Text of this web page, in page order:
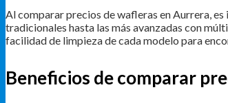
Al comparar precios de wafleras en Aurrera,
tradicionales hasta las más avanzadas con
facilidad de limpieza de cada modelo para
Beneficios de comparar